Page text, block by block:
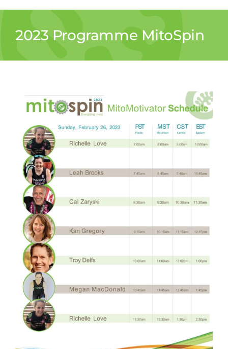
2023 Programme MitoSpin